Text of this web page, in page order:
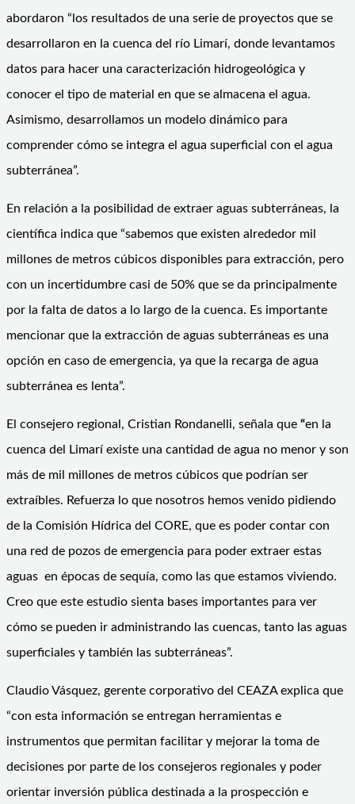
abordaron “los resultados de una serie de proyectos que se
desarrollaron en la cuenca del río Limarí, donde levantamos
datos para hacer una caracterización hidrogeológica y
conocer el tipo de material en que se almacena el agua.
Asimismo, desarrollamos un modelo dinámico para
comprender cómo se integra el agua superficial con el agua
subterránea”.
En relación a la posibilidad de extraer aguas subterráneas, la
científica indica que “sabemos que existen alrededor mil
millones de metros cúbicos disponibles para extracción, pero
con un incertidumbre casi de 50% que se da principalmente
por la falta de datos a lo largo de la cuenca. Es importante
mencionar que la extracción de aguas subterráneas es una
opción en caso de emergencia, ya que la recarga de agua
subterránea es lenta”.
El consejero regional, Cristian Rondanelli, señala que “en la
cuenca del Limarí existe una cantidad de agua no menor y son
más de mil millones de metros cúbicos que podrían ser
extraíbles. Refuerza lo que nosotros hemos venido pidiendo
de la Comisión Hídrica del CORE, que es poder contar con
una red de pozos de emergencia para poder extraer estas
aguas en épocas de sequía, como las que estamos viviendo.
Creo que este estudio sienta bases importantes para ver
cómo se pueden ir administrando las cuencas, tanto las aguas
superficiales y también las subterráneas”.
Claudio Vásquez, gerente corporativo del CEAZA explica que
“con esta información se entregan herramientas e
instrumentos que permitan facilitar y mejorar la toma de
decisiones por parte de los consejeros regionales y poder
orientar inversión pública destinada a la prospección e